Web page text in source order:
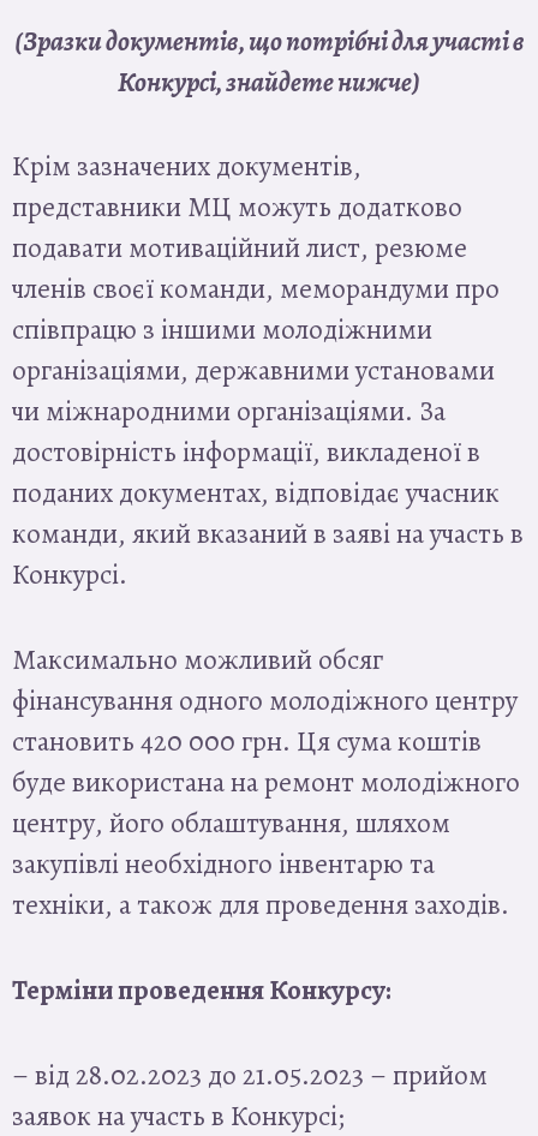
(Зразки документів, що потрібні для участі в
Конкурсі, знайдете нижче)
Крім зазначених документів,
представники МЦ можуть додатково
подавати мотиваційний лист, резюме
членів своєї команди, меморандуми про
співпрацю з іншими молодіжними
організаціями, державними установами
чи міжнародними організаціями. За
достовірність інформації, викладеної в
поданих документах, відповідає учасник
команди, який вказаний в заяві на участь в
Конкурсі.
Максимально можливий обсяг
фінансування одного молодіжного центру
становить 420 000 грн. Ця сума коштів
буде використана на ремонт молодіжного
центру, його облаштування, шляхом
закупівлі необхідного інвентарю та
техніки, а також для проведення заходів.
Терміни проведення Конкурсу:
– від 28.02.2023 до 21.05.2023 – прийом
заявок на участь в Конкурсі;